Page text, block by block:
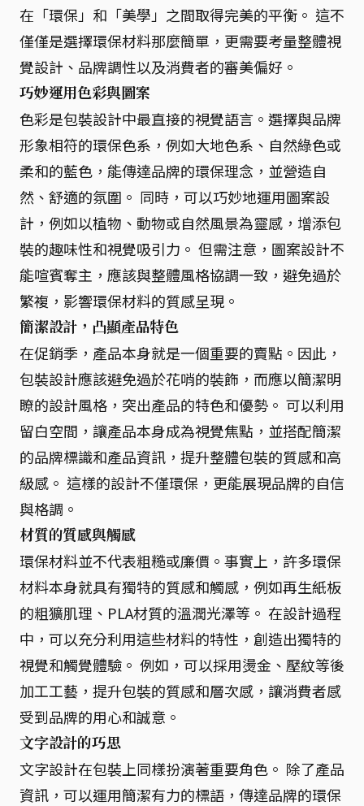
在「環保」和「美學」之間取得完美的平衡。 這不
僅僅是選擇環保材料那麼簡單，更需要考量整體視
覺設計、品牌調性以及消費者的審美偏好。
巧妙運用色彩與圖案
色彩是包裝設計中最直接的視覺語言。選擇與品牌
形象相符的環保色系，例如大地色系、自然綠色或
柔和的藍色，能傳達品牌的環保理念，並營造自
然、舒適的氛圍。 同時，可以巧妙地運用圖案設
計，例如以植物、動物或自然風景為靈感，增添包
裝的趣味性和視覺吸引力。 但需注意，圖案設計不
能喧賓奪主，應該與整體風格協調一致，避免過於
繁複，影響環保材料的質感呈現。
簡潔設計，凸顯產品特色
在促銷季，產品本身就是一個重要的賣點。因此，
包裝設計應該避免過於花哨的裝飾，而應以簡潔明
瞭的設計風格，突出產品的特色和優勢。 可以利用
留白空間，讓產品本身成為視覺焦點，並搭配簡潔
的品牌標識和產品資訊，提升整體包裝的質感和高
級感。 這樣的設計不僅環保，更能展現品牌的自信
與格調。
材質的質感與觸感
環保材料並不代表粗糙或廉價。事實上，許多環保
材料本身就具有獨特的質感和觸感，例如再生紙板
的粗獷肌理、PLA材質的溫潤光澤等。 在設計過程
中，可以充分利用這些材料的特性，創造出獨特的
視覺和觸覺體驗。 例如，可以採用燙金、壓紋等後
加工工藝，提升包裝的質感和層次感，讓消費者感
受到品牌的用心和誠意。
文字設計的巧思
文字設計在包裝上同樣扮演著重要角色。 除了產品
資訊，可以運用簡潔有力的標語，傳達品牌的環保